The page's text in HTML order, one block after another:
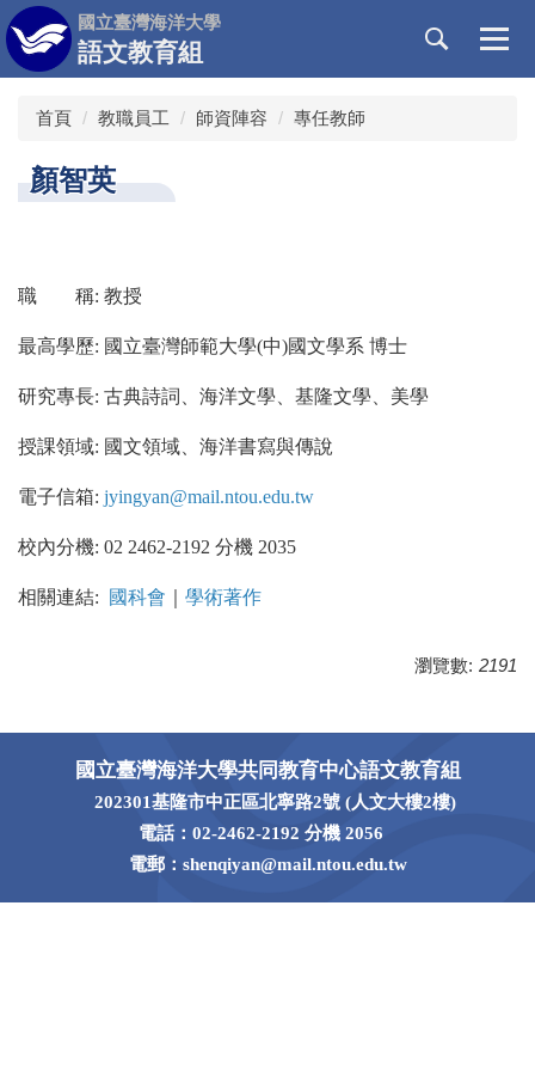
跳
到
主
國立臺灣海洋大學
語文教育組
首頁 教職員工 師資陣容 專任教師
顏智英
職 稱: 教授
最高學歷: 國立臺灣師範大學(中)國文學系 博士
研究專長: 古典詩詞、海洋文學、基隆文學、美學
授課領域: 國文領域、海洋書寫與傳說
電子信箱: jyingyan@mail.ntou.edu.tw
校內分機: 02 2462-2192 分機 2035
相關連結: 國科會 學術著作
瀏覽數: 2191
國立臺灣海洋大學共同教育中心語文教育組
202301基隆市中正區北寧路2號 (人文大樓2樓)
電話：02-2462-2192 分機 2056
電郵：shenqiyan@mail.ntou.edu.tw